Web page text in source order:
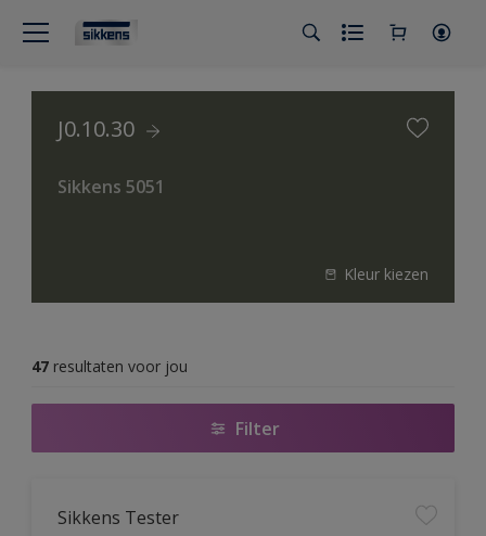
J0.10.30
Sikkens 5051
Kleur kiezen
47 resultaten voor jou
Filter
Sikkens Tester